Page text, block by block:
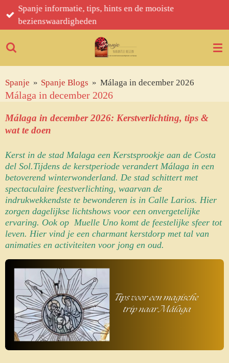
Ga
direct
de
Geniet van een authentiek, dynamische en bruisende
vakantie naar Spanje.
Spanje » Spanje Blogs » Málaga in december 2026
Málaga in december 2026
Málaga in december 2026: Kerstverlichting, tips &
wat te doen
Kerst in de stad Malaga een Kerstsprookje aan de Costa
del Sol.Tijdens de kerstperiode verandert Málaga in een
betoverend winterwonderland. De stad schittert met
spectaculaire feestverlichting, waarvan de
indrukwekkendste te bewonderen is in Calle Larios. Hier
zorgen dagelijkse lichtshows voor een onvergetelijke
ervaring. Ook op Muelle Uno komt de feestelijke sfeer tot
leven. Hier vind je een charmant kerstdorp met tal van
animaties en activiteiten voor jong en oud.